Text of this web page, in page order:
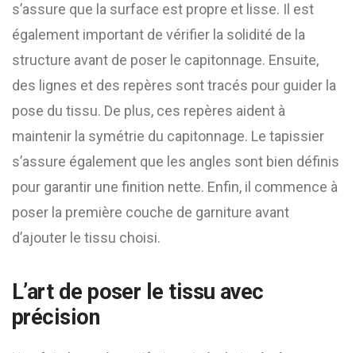
s’assure que la surface est propre et lisse. Il est
également important de vérifier la solidité de la
structure avant de poser le capitonnage. Ensuite,
des lignes et des repères sont tracés pour guider la
pose du tissu. De plus, ces repères aident à
maintenir la symétrie du capitonnage. Le tapissier
s’assure également que les angles sont bien définis
pour garantir une finition nette. Enfin, il commence à
poser la première couche de garniture avant
d’ajouter le tissu choisi.
L’art de poser le tissu avec
précision